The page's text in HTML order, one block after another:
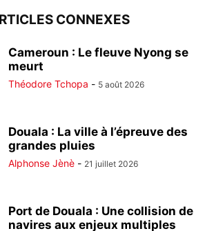
CONNEXES
Cameroun : Le fleuve Nyong se
meurt
Théodore Tchopa - 5 août 2026
Douala : La ville à l’épreuve des
grandes pluies
Alphonse Jènè - 21 juillet 2026
Port de Douala : Une collision de
navires aux enjeux multiples